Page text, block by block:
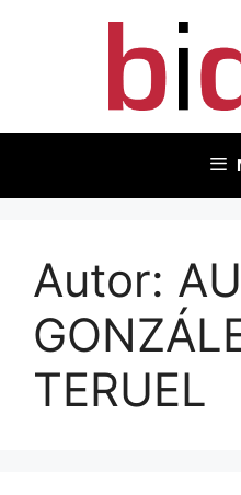
Autor:
TERUEL